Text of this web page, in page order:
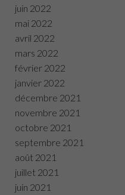
juin 2022
mai 2022
avril 2022
mars 2022
février 2022
janvier 2022
décembre 2021
novembre 2021
octobre 2021
septembre 2021
août 2021
juillet 2021
juin 2021